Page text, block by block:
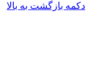
دکمه بازگشت به بالا